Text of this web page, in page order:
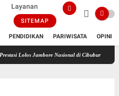
Layanan
SITEMAP
PENDIDIKAN PARIWISATA OPINI
SMP Islam Daulatul Ummah Waringin,